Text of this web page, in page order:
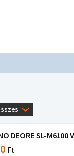
DEORE SL-M6100
Ft